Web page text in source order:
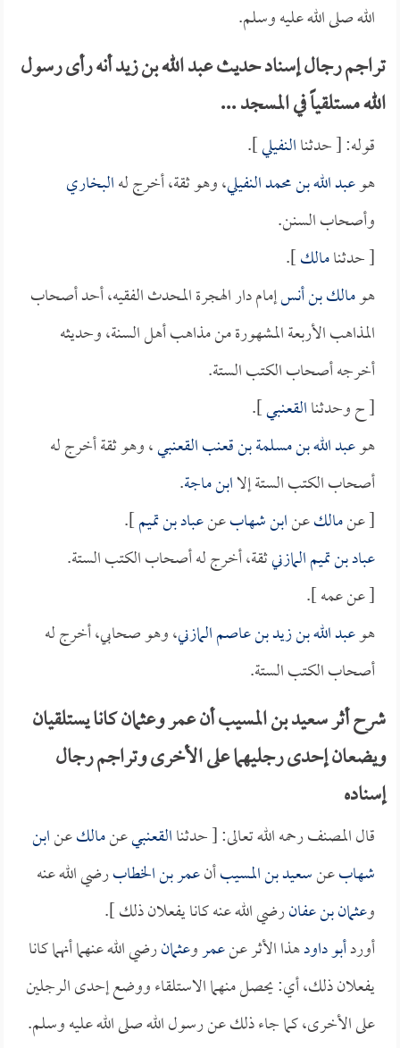
الله صلى الله عليه وسلم.
تراجم رجال إسناد حديث عبد الله بن زيد أنه رأى رسول
الله مستلقياً في المسجد ...
قوله: [ حدثناالنفيلي].
هوعبد الله بن محمد النفيلي، وهو ثقة، أخرج لهالبخاري
وأصحاب السنن.
[ حدثنامالك].
هومالك بن أنسإمام دار الهجرة المحدث الفقيه، أحد أصحاب
المذاهب الأربعة المشهورة من مذاهب أهل السنة، وحديثه
أخرجه أصحاب الكتب الستة.
[ ح وحدثناالقعنبي].
هوعبد الله بن مسلمة بن قعنب القعنبي، وهو ثقة أخرج له
أصحاب الكتب الستة إلاابن ماجة.
[ عنمالكعنابن شهابعنعباد بن تميم].
عباد بن تميم المازنيثقة، أخرج له أصحاب الكتب الستة.
[ عن عمه ].
هوعبد الله بن زيد بن عاصم المازني، وهو صحابي، أخرج له
أصحاب الكتب الستة.
شرح أثر سعيد بن المسيب أن عمر وعثمان كانا يستلقيان
ويضعان إحدى رجليهما على الأخرى وتراجم رجال
إسناده
قال المصنف رحمه الله تعالى: [ حدثناالقعنبيعنمالكعنابن
شهابعنسعيد بن المسيبأنعمر بن الخطابرضي الله عنه
وعثمان بن عفانرضي الله عنه كانا يفعلان ذلك ].
أوردأبو داودهذا الأثر عنعمروعثمانرضي الله عنهما أنهما كانا
يفعلان ذلك، أي: يحصل منهما الاستلقاء ووضع إحدى الرجلين
على الأخرى، كما جاء ذلك عن رسول الله صلى الله عليه وسلم.